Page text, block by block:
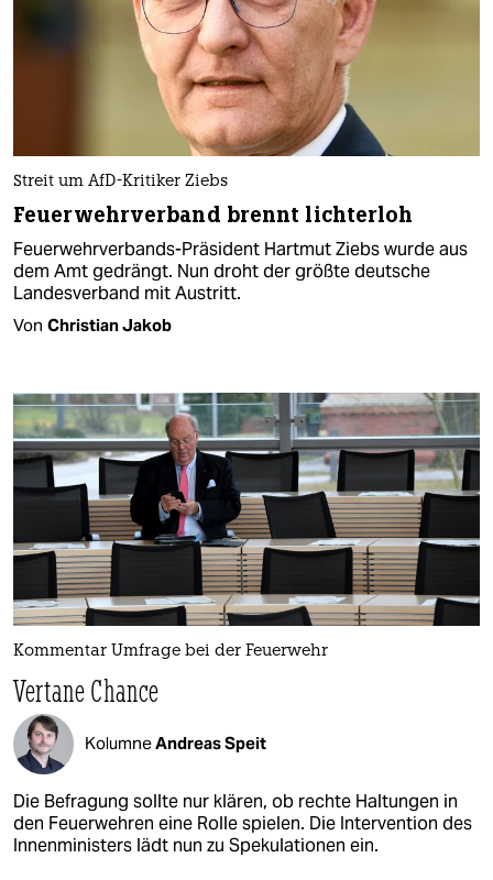
Streit um AfD-Kritiker Ziebs
Feuerwehrverband brennt lichterloh
Feuerwehrverbands-Präsident Hartmut Ziebs wurde aus
dem Amt gedrängt. Nun droht der größte deutsche
Landesverband mit Austritt.
Von Christian Jakob
Kommentar Umfrage bei der Feuerwehr
Vertane Chance
KolumneAndreas Speit
Die Befragung sollte nur klären, ob rechte Haltungen in
den Feuerwehren eine Rolle spielen. Die Intervention des
Innenministers lädt nun zu Spekulationen ein.